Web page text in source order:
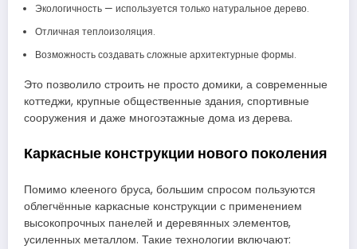
Экологичность — используется только натуральное дерево.
Отличная теплоизоляция.
Возможность создавать сложные архитектурные формы.
Это позволило строить не просто домики, а современные
коттеджи, крупные общественные здания, спортивные
сооружения и даже многоэтажные дома из дерева.
Каркасные конструкции нового поколения
Помимо клееного бруса, большим спросом пользуются
облегчённые каркасные конструкции с применением
высокопрочных панелей и деревянных элементов,
усиленных металлом. Такие технологии включают: